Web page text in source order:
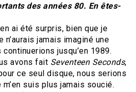
des années 80. En êtes-
ai été surpris, bien que je
n’aurais jamais imaginé une
jusqu’en 1989.
avons fait Seventeen Seconds,
ce seul disque, nous serions
suis plus jamais soucié.